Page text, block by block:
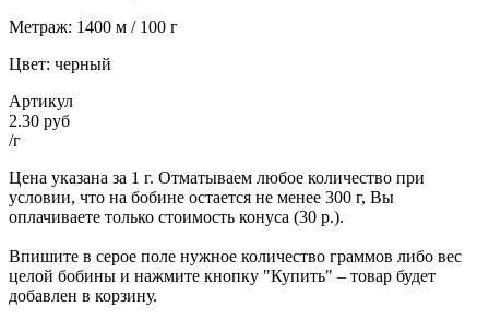
Метраж: 1400 м / 100 г
Цвет: черный
Артикул
2.30 руб
/г
Цена указана за 1 г. Отматываем любое количество при
условии, что на бобине остается не менее 300 г, Вы
оплачиваете только стоимость конуса (30 р.).
Впишите в серое поле нужное количество граммов либо вес
целой бобины и нажмите кнопку "Купить" – товар будет
добавлен в корзину.